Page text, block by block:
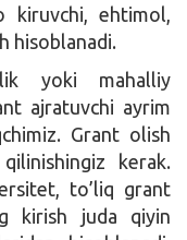
kiruvchi, ehtimol,
hisoblanadi.
yoki mahalliy
ajratuvchi ayrim
Grant olish
kerak.
to’liq grant
kirish juda qiyin